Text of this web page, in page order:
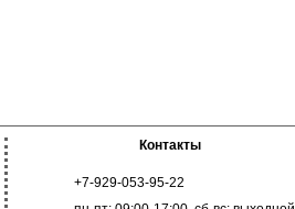
Контакты
+7-929-053-95-22